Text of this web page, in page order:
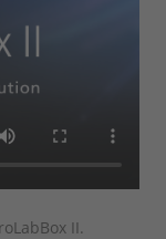
II.